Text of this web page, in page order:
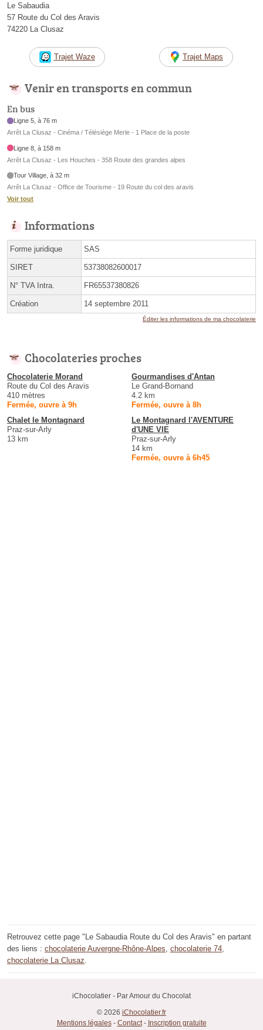
Le Sabaudia
57 Route du Col des Aravis
74220 La Clusaz
Trajet Waze Trajet Maps
Venir en transports en commun
En bus
Ligne 5, à 76 m
Arrêt La Clusaz - Cinéma / Télésiège Merle - 1 Place de la poste
Ligne 8, à 158 m
Arrêt La Clusaz - Les Houches - 358 Route des grandes alpes
Tour Village, à 32 m
Arrêt La Clusaz - Office de Tourisme - 19 Route du col des aravis
Voir tout
Informations
Forme juridique SAS
SIRET 53738082600017
N° TVA Intra. FR65537380826
Création 14 septembre 2011
Éditer les informations de ma chocolaterie
Chocolateries proches
Chocolaterie Morand
Route du Col des Aravis
410 mètres
Fermée, ouvre à 9h
Gourmandises d'Antan
Le Grand-Bornand
4.2 km
Fermée, ouvre à 8h
Chalet le Montagnard
Praz-sur-Arly
13 km
Le Montagnard l'AVENTURE
d'UNE VIE
Praz-sur-Arly
14 km
Fermée, ouvre à 6h45
Retrouvez cette page "Le Sabaudia Route du Col des Aravis" en partant
des liens : chocolaterie Auvergne-Rhône-Alpes, chocolaterie 74,
chocolaterie La Clusaz.
iChocolatier - Par Amour du Chocolat
© 2026 iChocolatier.fr
Mentions légales- Contact- Inscription gratuite